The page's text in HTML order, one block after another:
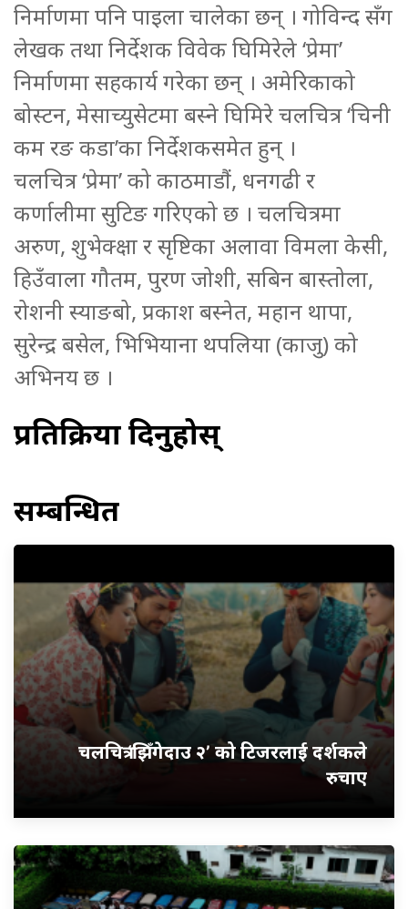
निर्माणमा पनि पाइला चालेका छन् । गोविन्द सँग
लेखक तथा निर्देशक विवेक घिमिरेले ‘प्रेमा’
निर्माणमा सहकार्य गरेका छन् । अमेरिकाको
बोस्टन, मेसाच्युसेटमा बस्ने घिमिरे चलचित्र ‘चिनी
कम रङ कडा’का निर्देशकसमेत हुन् ।
चलचित्र ‘प्रेमा’ को काठमाडौं, धनगढी र
कर्णालीमा सुटिङ गरिएको छ । चलचित्रमा
अरुण, शुभेक्क्षा र सृष्टिका अलावा विमला केसी,
हिउँवाला गौतम, पुरण जोशी, सबिन बास्तोला,
रोशनी स्याङबो, प्रकाश बस्नेत, महान थापा,
सुरेन्द्र बसेल, भिभियाना थपलिया (काजु) को
अभिनय छ ।
प्रतिक्रिया दिनुहोस्
सम्बन्धित
चलचित्र ‘झिँगेदाउ २’ को टिजरलाई दर्शकले
रुचाए